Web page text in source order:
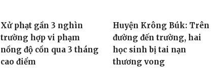
Xử phạt gần 3 nghìn
trường hợp vi phạm
nồng độ cồn qua 3 tháng
cao điểm
Huyện Krông Búk: Trên
đường đến trường, hai
học sinh bị tai nạn
thương vong